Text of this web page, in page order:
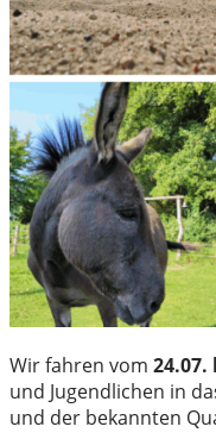
Wir fahren vom 24.07.
und Jugendlichen in
und der bekannten